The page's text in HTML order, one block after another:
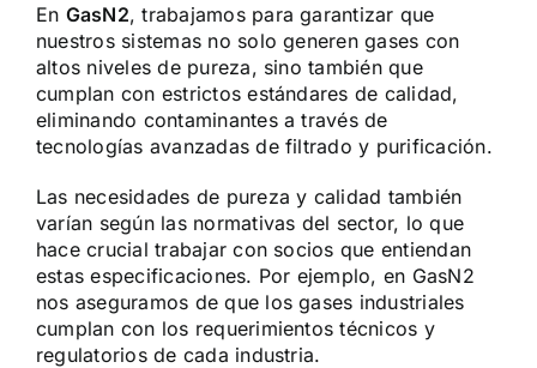
En GasN2, trabajamos para garantizar que
nuestros sistemas no solo generen gases con
altos niveles de pureza, sino también que
cumplan con estrictos estándares de calidad,
eliminando contaminantes a través de
tecnologías avanzadas de filtrado y purificación.
Las necesidades de pureza y calidad también
varían según las normativas del sector, lo que
hace crucial trabajar con socios que entiendan
estas especificaciones. Por ejemplo, en GasN2
nos aseguramos de que los gases industriales
cumplan con los requerimientos técnicos y
regulatorios de cada industria.